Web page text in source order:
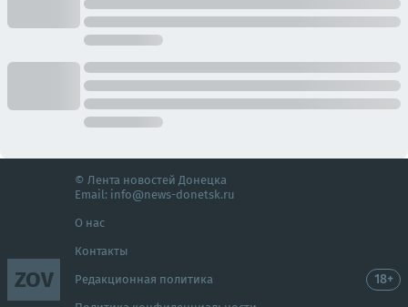
ZOV
© Лента новостей Донецка
Email: info@news-donetsk.ru
О нас
Контакты
Редакционная политика 18+